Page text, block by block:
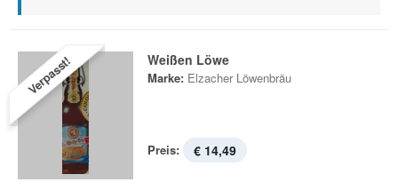
Verpasst! Weißen Löwe
Marke: Elzacher Löwenbräu
Preis: € 14,49